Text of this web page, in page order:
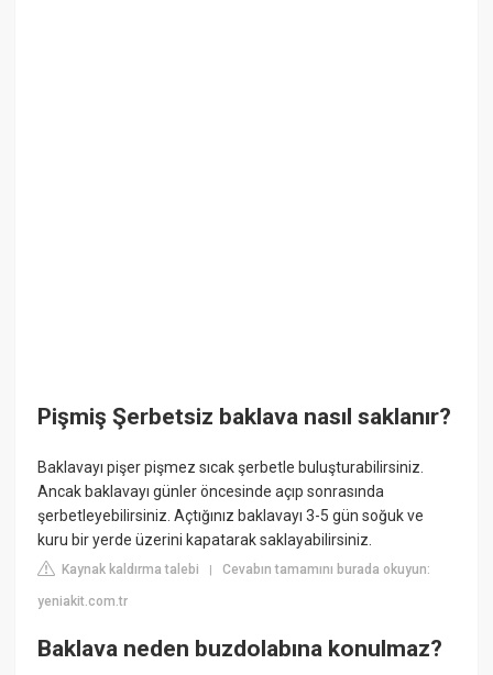
Pişmiş Şerbetsiz baklava nasıl saklanır?
Baklavayı pişer pişmez sıcak şerbetle buluşturabilirsiniz.
Ancak baklavayı günler öncesinde açıp sonrasında
şerbetleyebilirsiniz. Açtığınız baklavayı 3-5 gün soğuk ve
kuru bir yerde üzerini kapatarak saklayabilirsiniz.
Kaynak kaldırma talebi |Cevabın tamamını burada okuyun:
yeniakit.com.tr
Baklava neden buzdolabına konulmaz?